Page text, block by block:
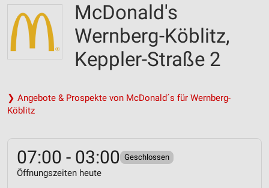
McDonald's
Wernberg-Köblitz,
Keppler-Straße 2
❯ Angebote & Prospekte von McDonald´s für Wernberg-
Köblitz
07:00 - 03:00 Geschlossen
Öffnungszeiten heute